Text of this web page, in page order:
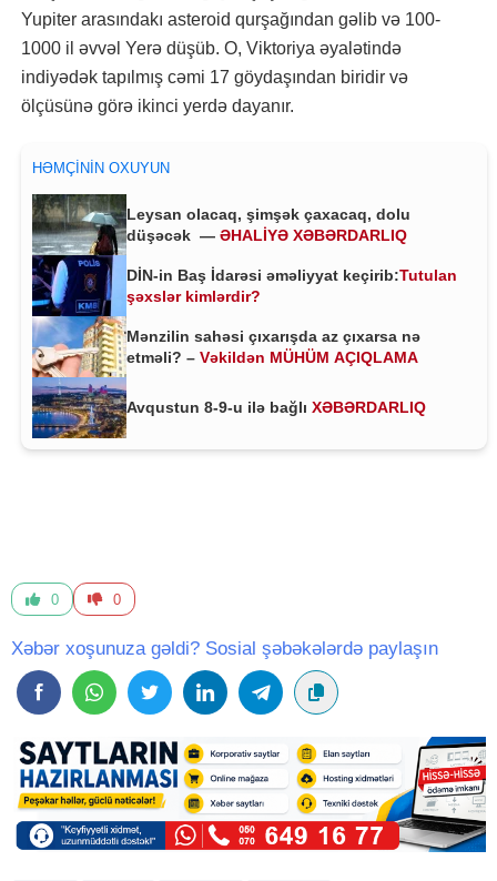
Yupiter arasındakı asteroid qurşağından gəlib və 100-
1000 il əvvəl Yerə düşüb. O, Viktoriya əyalətində
indiyədək tapılmış cəmi 17 göydaşından biridir və
ölçüsünə görə ikinci yerdə dayanır.
HƏMÇININ OXUYUN
Leysan olacaq, şimşək çaxacaq, dolu
düşəcək — ƏHALİYƏ XƏBƏRDARLIQ
DİN-in Baş İdarəsi əməliyyat keçirib:Tutulan
şəxslər kimlərdir?
Mənzilin sahəsi çıxarışda az çıxarsa nə
etməli? – Vəkildən MÜHÜM AÇIQLAMA
Avqustun 8-9-u ilə bağlı XƏBƏRDARLIQ
0 0
Xəbər xoşunuza gəldi? Sosial şəbəkələrdə paylaşın